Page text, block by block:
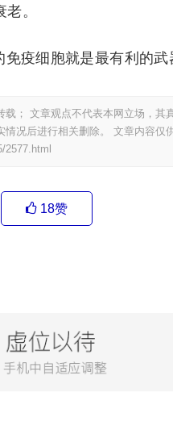
。
疫细胞就是最有利的武
； 文章观点不代表本网立场，其
况后进行相关删除。 文章内容仅
2577.html
18赞